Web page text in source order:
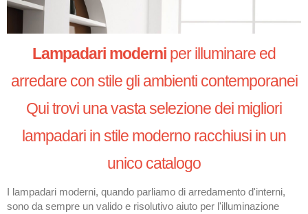
Lampadari moderni per illuminare ed
arredare con stile gli ambienti contemporanei
Qui trovi una vasta selezione dei migliori
lampadari in stile moderno racchiusi in un
unico catalogo
I lampadari moderni, quando parliamo di arredamento d'interni,
sono da sempre un valido e risolutivo aiuto per l'illuminazione